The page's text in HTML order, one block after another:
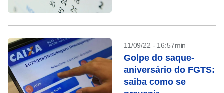
11/09/22 - 16:57min
Golpe do saque-
aniversário do FGTS:
saiba como se